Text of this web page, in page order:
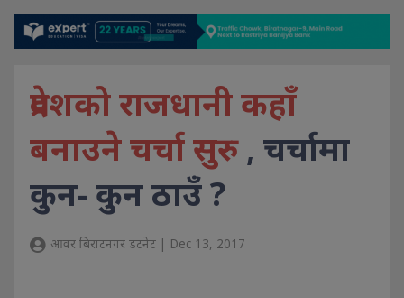
प्रदेशको राजधानी कहाँ
बनाउने चर्चा सुरु , चर्चामा
कुन- कुन ठाउँ ?
आवर बिराटनगर डटनेट | Dec 13, 2017